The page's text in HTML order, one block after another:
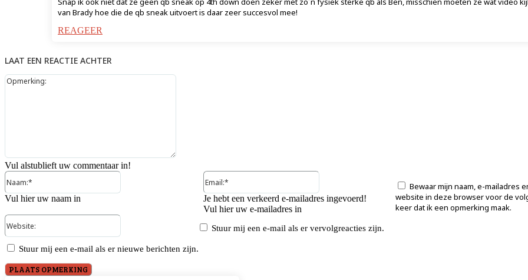
van Brady hoe die de qb sneak uitvoert is daar zeer succesvol mee!
REAGEER
LAAT EEN REACTIE ACHTER
Opmerking:
Vul alstublieft uw commentaar in!
Naam:*
Vul hier uw naam in
Email:*
Je hebt een verkeerd e-mailadres ingevoerd!
Vul hier uw e-mailadres in
Website:
Bewaar mijn naam, e-mailadres
website in deze browser voor de
keer dat ik een opmerking maak.
Stuur mij een e-mail als er vervolgreacties zijn.
Stuur mij een e-mail als er nieuwe berichten zijn.